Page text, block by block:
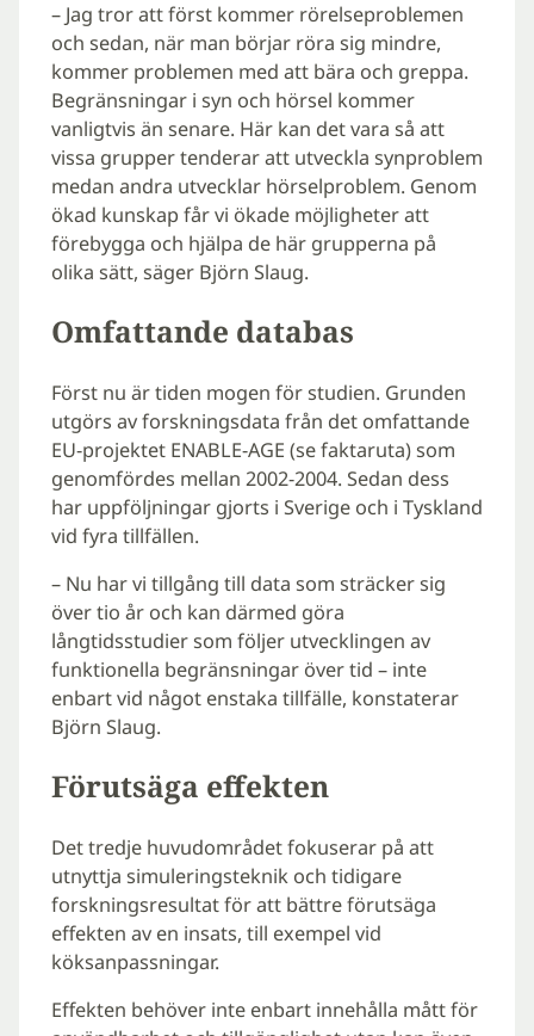
– Jag tror att först kommer rörelseproblemen
och sedan, när man börjar röra sig mindre,
kommer problemen med att bära och greppa.
Begränsningar i syn och hörsel kommer
vanligtvis än senare. Här kan det vara så att
vissa grupper tenderar att utveckla synproblem
medan andra utvecklar hörselproblem. Genom
ökad kunskap får vi ökade möjligheter att
förebygga och hjälpa de här grupperna på
olika sätt, säger Björn Slaug.
Omfattande databas
Först nu är tiden mogen för studien. Grunden
utgörs av forskningsdata från det omfattande
EU-projektet ENABLE-AGE (se faktaruta) som
genomfördes mellan 2002-2004. Sedan dess
har uppföljningar gjorts i Sverige och i Tyskland
vid fyra tillfällen.
– Nu har vi tillgång till data som sträcker sig
över tio år och kan därmed göra
långtidsstudier som följer utvecklingen av
funktionella begränsningar över tid – inte
enbart vid något enstaka tillfälle, konstaterar
Björn Slaug.
Förutsäga effekten
Det tredje huvudområdet fokuserar på att
utnyttja simuleringsteknik och tidigare
forskningsresultat för att bättre förutsäga
effekten av en insats, till exempel vid
köksanpassningar.
Effekten behöver inte enbart innehålla mått för